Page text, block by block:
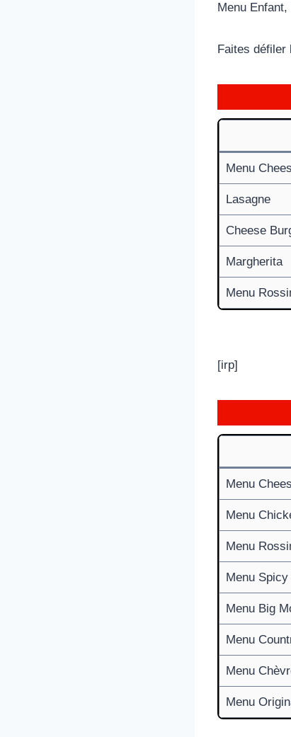
Menu
Faites défiler
Menu
Lasagne
Cheese
Margherita
Menu
[irp]
Menu
Menu
Menu
Menu
Menu Big
Menu
Menu
Menu